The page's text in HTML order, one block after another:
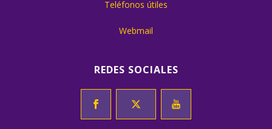
Teléfonos útiles
Webmail
REDES SOCIALES